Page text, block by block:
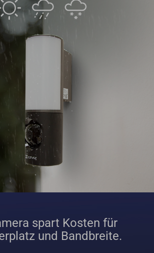
spart Kosten für
und Bandbreite.